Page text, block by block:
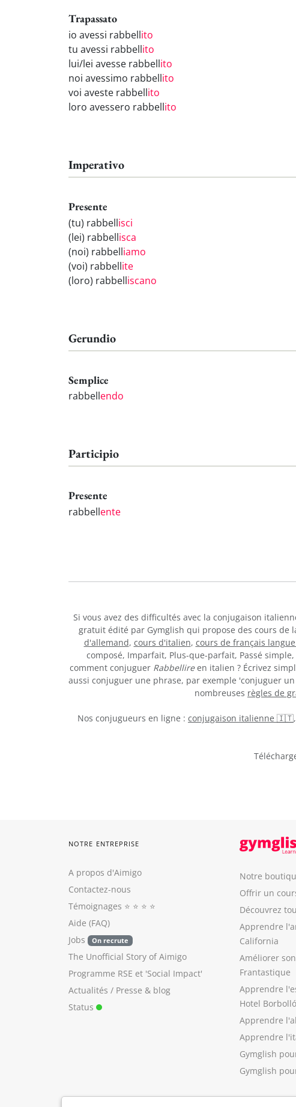
Trapassato
io avessi rabbellito
tu avessi rabbellito
lui/lei avesse rabbellito
noi avessimo rabbellito
voi aveste rabbellito
loro avessero rabbellito
Imperativo
Presente
(tu) rabbellisci
(lei) rabbellisca
(noi) rabbelliamo
(voi) rabbellite
(loro) rabbelliscano
Gerundio
Semplice
rabbellendo
Participio
Presente
rabbellente
Si vous avez des difficultés avec la conjugaison
gratuit édité par Gymglish qui propose des cours de
d'allemand, cours d'italien, cours de français langue
composé, Imparfait, Plus-que-parfait, Passé
comment conjuguer Rabbellireen italien ? Écrivez
aussi conjuguer une phrase, par exemple 'conjuguer
nombreuses règles de
Nos conjugueurs en ligne : conjugaison italienne 🇮🇹,
NOTRE ENTREPRISE
A propos d'Aimigo
Contactez-nous
Témoignages ⭐️ ⭐️ ⭐️ ⭐️
Aide (FAQ)
Jobs
On recrute
The Unofficial Story of Aimigo
Programme RSE et 'Social Impact'
Actualités / Presse & blog
Status
Notre
Offrir un
Découvrez
Apprendre
California
Améliorer
Frantastique
Apprendre
Hotel
Apprendre
Apprendre
Gymglish
Gymglish